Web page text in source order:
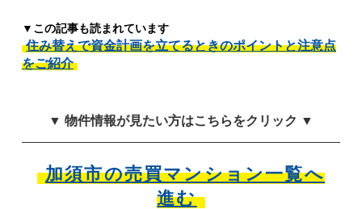
▼この記事も読まれています
住み替えで資金計画を立てるときのポイントと注意点
をご紹介
▼ 物件情報が見たい方はこちらをクリック ▼
加須市の売買マンション一覧へ
進む